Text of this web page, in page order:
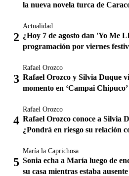
la nueva novela turca de
Actualidad
¿Hoy 7 de agosto dan 'Yo Me
programación por viernes
Rafael Orozco
Rafael Orozco y Silvia Duque
momento en ‘Campai Chipuco’
Rafael Orozco
Rafael Orozco conoce a Silvia
¿Pondrá en riesgo su relación
María la Caprichosa
Sonia echa a María luego de
su casa mientras estaba ausente